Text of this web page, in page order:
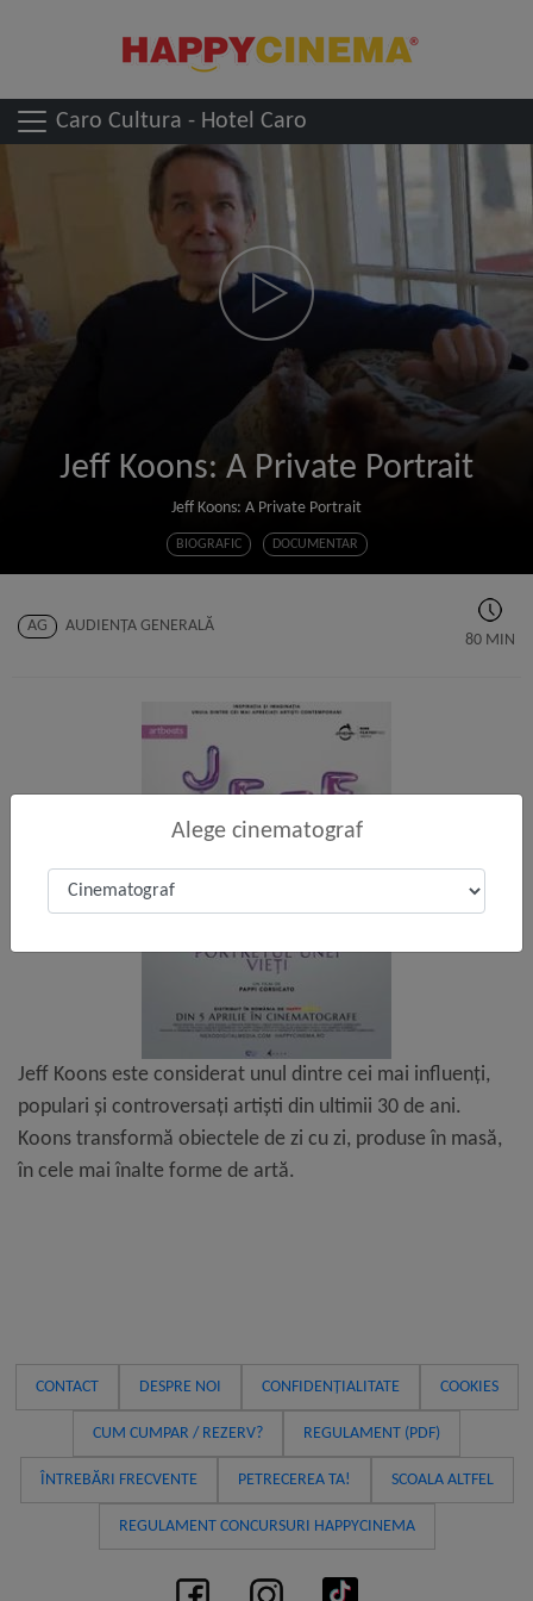
Caro Cultura - Hotel Caro
Jeff Koons: A Private Portrait
Jeff Koons: A Private Portrait
BIOGRAFIC DOCUMENTAR
AG
AUDIENŢA GENERALĂ
80 MIN
Jeff Koons este considerat unul dintre cei mai influenți,
populari și controversați artiști din ultimii 30 de ani.
Koons transformă obiectele de zi cu zi, produse în masă,
în cele mai înalte forme de artă.
CONTACT DESPRE NOI CONFIDENȚIALITATE COOKIES
CUM CUMPAR / REZERV? REGULAMENT (PDF)
ÎNTREBĂRI FRECVENTE PETRECEREA TA! SCOALA ALTFEL
REGULAMENT CONCURSURI HAPPYCINEMA
Alege cinematograf